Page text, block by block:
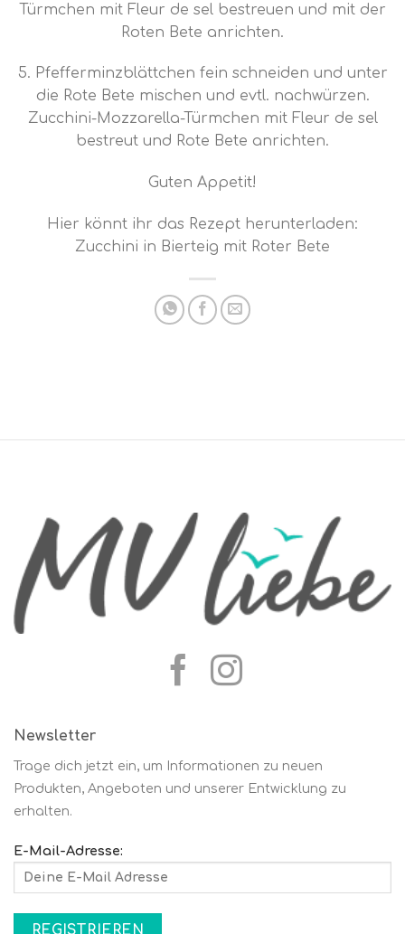
Türmchen mit Fleur de sel bestreuen und mit der
Roten Bete anrichten.
5. Pfefferminzblättchen fein schneiden und unter
die Rote Bete mischen und evtl. nachwürzen.
Zucchini-Mozzarella-Türmchen mit Fleur de sel
bestreut und Rote Bete anrichten.
Guten Appetit!
Hier könnt ihr das Rezept herunterladen:
Zucchini in Bierteig mit Roter Bete
Newsletter
Trage dich jetzt ein, um Informationen zu neuen
Produkten, Angeboten und unserer Entwicklung zu
erhalten.
E-Mail-Adresse: